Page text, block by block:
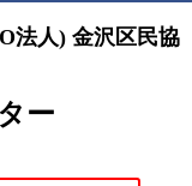
法人) 金沢区民協
ー